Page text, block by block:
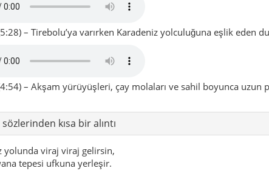
– Tirebolu’ya varırken Karadeniz yolculuğuna eşlik eden
– Akşam yürüyüşleri, çay molaları ve sahil boyunca uzun
sözlerinden kısa bir alıntı
yolunda viraj viraj gelirsin,
tepesi ufkuna yerleşir.